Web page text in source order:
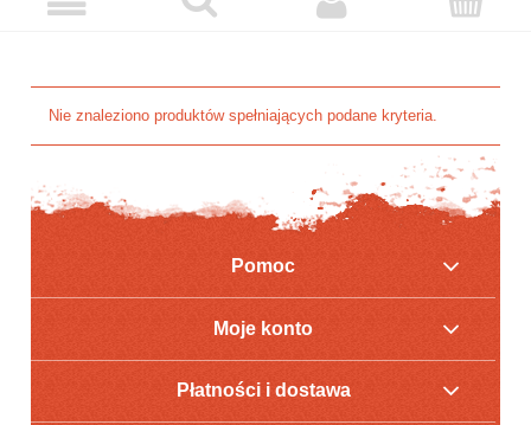
Nie znaleziono produktów spełniających podane kryteria.
Pomoc
Moje konto
Płatności i dostawa